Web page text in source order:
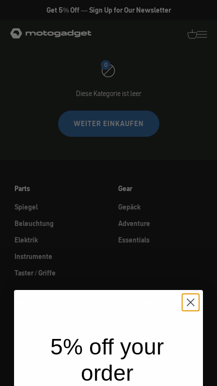
Zum Inhalt springen
Get 5% Off — Sign Up for Our Newsletter
motogadget GmbH
0
Diese Kategorie ist leer
WEITER EINKAUFEN
Parts
Spiegel
Beleuchtung
Elektrik
Instrumente
Taster / Griffe
Gear
Gepäck
Adventure
Essentials
5% off your
order